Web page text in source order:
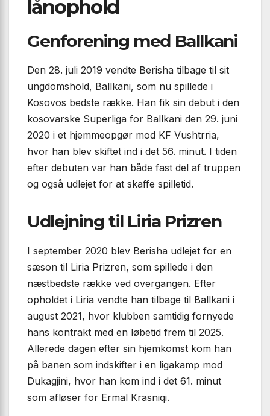
lånophold
Genforening med Ballkani
Den 28. juli 2019 vendte Berisha tilbage til sit
ungdomshold, Ballkani, som nu spillede i
Kosovos bedste række. Han fik sin debut i den
kosovarske Superliga for Ballkani den 29. juni
2020 i et hjemmeopgør mod KF Vushtrria,
hvor han blev skiftet ind i det 56. minut. I tiden
efter debuten var han både fast del af truppen
og også udlejet for at skaffe spilletid.
Udlejning til Liria Prizren
I september 2020 blev Berisha udlejet for en
sæson til Liria Prizren, som spillede i den
næstbedste række ved overgangen. Efter
opholdet i Liria vendte han tilbage til Ballkani i
august 2021, hvor klubben samtidig fornyede
hans kontrakt med en løbetid frem til 2025.
Allerede dagen efter sin hjemkomst kom han
på banen som indskifter i en ligakamp mod
Dukagjini, hvor han kom ind i det 61. minut
som afløser for Ermal Krasniqi.